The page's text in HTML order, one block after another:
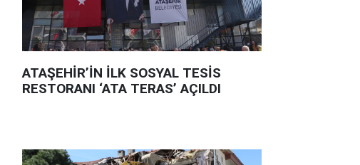
ATAŞEHİR’İN İLK SOSYAL TESİS
RESTORANI ‘ATA TERAS’ AÇILDI